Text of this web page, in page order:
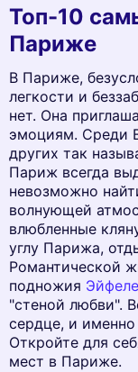
Топ-10
Париже
В Париже,
легкости и
нет. Она
эмоциям. Среди
других так
Париж всегда
невозможно
волнующей
влюбленные
углу Парижа,
Романтической
подножия
"стеной любви".
сердце, и
Откройте для
мест в Париже.